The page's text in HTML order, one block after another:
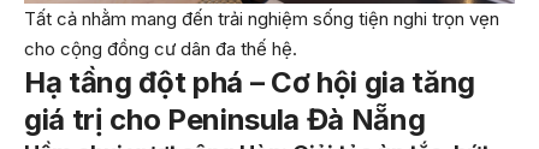
Tất cả nhằm mang đến trải nghiệm sống tiện nghi trọn vẹn
cho cộng đồng cư dân đa thế hệ.
Hạ tầng đột phá – Cơ hội gia tăng
giá trị cho Peninsula Đà Nẵng